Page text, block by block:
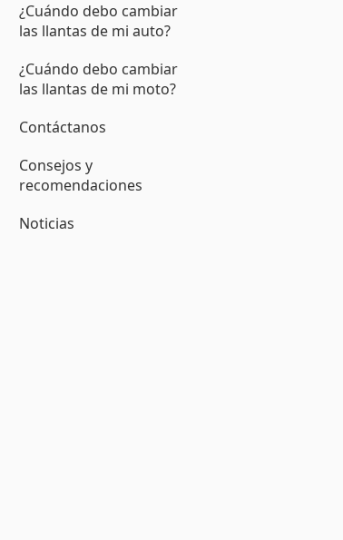
¿Cuándo debo cambiar
las llantas de mi auto?
¿Cuándo debo cambiar
las llantas de mi moto?
Contáctanos
Consejos y
recomendaciones
Noticias